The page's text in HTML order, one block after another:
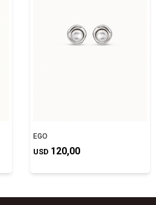
EGO
USD 120,00